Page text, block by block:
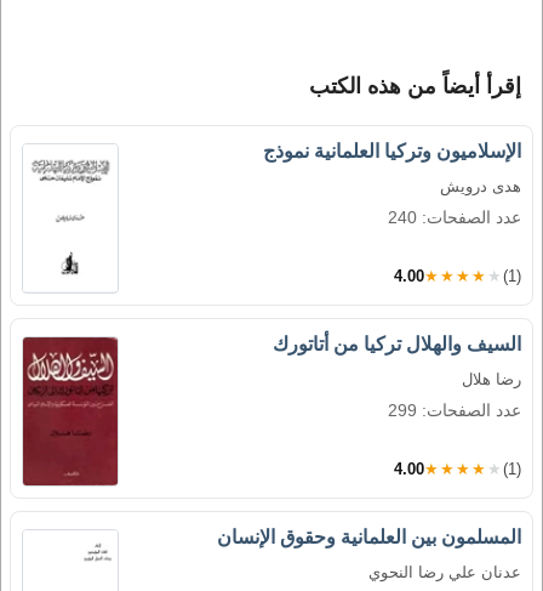
إقرأ أيضاً من هذه الكتب
الإسلاميون وتركيا العلمانية نموذج
هدى درويش
عدد الصفحات: 240
4.00★★★★★ (1)
السيف والهلال تركيا من أتاتورك
رضا هلال
عدد الصفحات: 299
4.00★★★★★ (1)
المسلمون بين العلمانية وحقوق الإنسان
عدنان علي رضا النحوي